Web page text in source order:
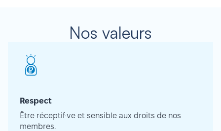
Nos valeurs
Respect
Être réceptif·ve et sensible aux droits de nos
membres.